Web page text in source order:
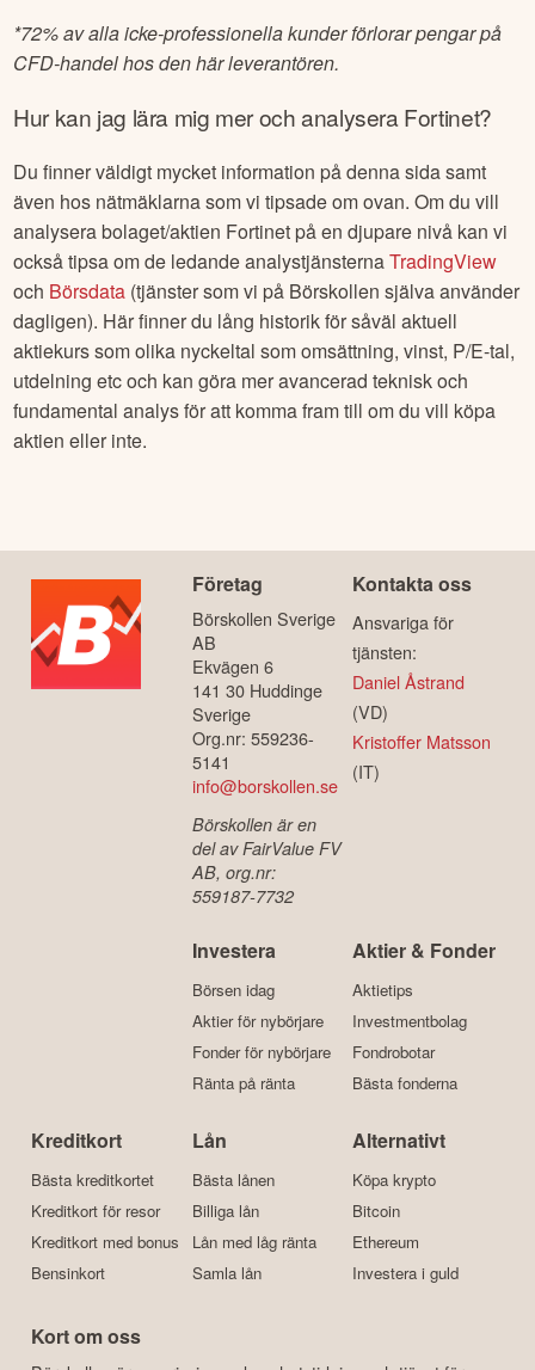
*72% av alla icke-professionella kunder förlorar pengar på
CFD-handel hos den här leverantören.
Hur kan jag lära mig mer och analyseraFortinet?
Du finner väldigt mycket information på denna sida samt
även hos nätmäklarna som vi tipsade om ovan. Om du vill
analysera bolaget/aktien Fortinet på en djupare nivå kan vi
också tipsa om de ledande analystjänsternaTradingView
och Börsdata (tjänster som vi på Börskollen själva använder
dagligen). Här finner du lång historik för såväl aktuell
aktiekurs som olika nyckeltal som omsättning, vinst, P/E-tal,
utdelning etc och kan göra mer avancerad teknisk och
fundamental analys för att komma fram till om du vill köpa
aktien eller inte.
Företag
Börskollen Sverige
AB
Ekvägen 6
141 30 Huddinge
Sverige
Org.nr: 559236-
5141
info@borskollen.se
Börskollen är en
del av FairValue FV
AB, org.nr:
559187-7732
Kontakta oss
Ansvariga för
tjänsten:
Daniel Åstrand
(VD)
Kristoffer Matsson
(IT)
Investera
Börsen idag
Aktier för nybörjare
Fonder för nybörjare
Ränta på ränta
Aktier & Fonder
Aktietips
Investmentbolag
Fondrobotar
Bästa fonderna
Kreditkort
Bästa kreditkortet
Kreditkort för resor
Kreditkort med bonus
Bensinkort
Lån
Bästa lånen
Billiga lån
Lån med låg ränta
Samla lån
Alternativt
Köpa krypto
Bitcoin
Ethereum
Investera i guld
Kort om oss